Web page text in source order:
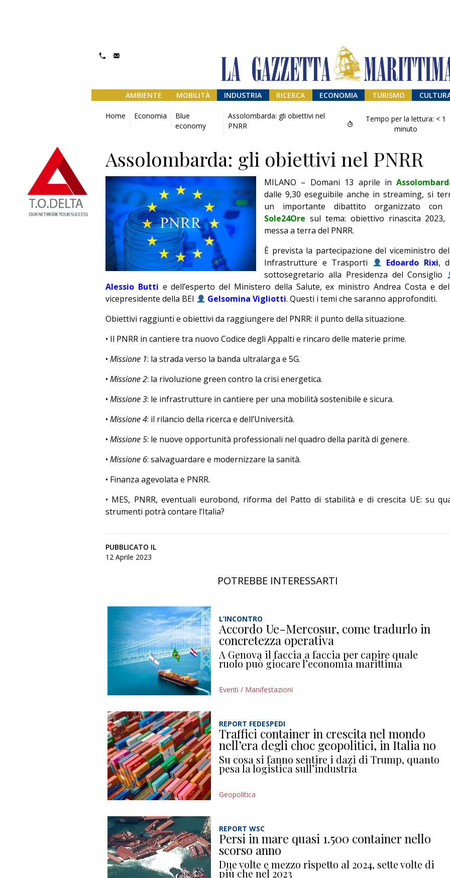
AMBIENTE MOBILITÀ INDUSTRIA RICERCA ECONOMIA TURISMO
Home Economia
Blue
economy
Assolombarda: gli obiettivi nel
PNRR
Tempo per la lettura: < 1
minuto
Assolombarda: gli obiettivi nel PNRR
MILANO – Domani 13 aprile in
dalle 9,30 eseguibile anche in streaming, si
un importante dibattito organizzato
Sole24Ore sul tema: obiettivo rinascita 2023,
messa a terra del PNRR.
È prevista la partecipazione del viceministro
Infrastrutture e Trasporti
Edoardo Rixi,
sottosegretario alla Presidenza del Consiglio
Alessio Butti e dell’esperto del Ministero della Salute, ex ministro Andrea Costa e
vicepresidente della BEI
Gelsomina Vigliotti. Questi i temi che saranno approfonditi.
Obiettivi raggiunti e obiettivi da raggiungere del PNRR: il punto della situazione.
• Il PNRR in cantiere tra nuovo Codice degli Appalti e rincaro delle materie prime.
• Missione 1: la strada verso la banda ultralarga e 5G.
• Missione 2: la rivoluzione green contro la crisi energetica.
• Missione 3: le infrastrutture in cantiere per una mobilità sostenibile e sicura.
• Missione 4: il rilancio della ricerca e dell’Università.
• Missione 5: le nuove opportunità professionali nel quadro della parità di genere.
• Missione 6: salvaguardare e modernizzare la sanità.
• Finanza agevolata e PNRR.
• MES, PNRR, eventuali eurobond, riforma del Patto di stabilità e di crescita UE: su
strumenti potrà contare l’Italia?
PUBBLICATO IL
12 Aprile 2023
POTREBBE INTERESSARTI
L’INCONTRO
Accordo Ue-Mercosur, come tradurlo in
concretezza operativa
A Genova il faccia a faccia per capire quale
ruolo può giocare l’economia marittima
Eventi / Manifestazioni
REPORT FEDESPEDI
Traffici container in crescita nel mondo
nell’era degli choc geopolitici, in Italia no
Su cosa si fanno sentire i dazi di Trump, quanto
pesa la logistica sull’industria
Geopolitica
REPORT WSC
Persi in mare quasi 1.500 container nello
scorso anno
Due volte e mezzo rispetto al 2024, sette volte di
più che nel 2023
Addio amico
Giorgio